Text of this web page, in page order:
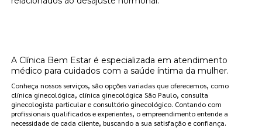
A Clínica Bem Estar é especializada em atendimento
médico para cuidados com a saúde íntima da mulher.
Conheça nossos serviços, são opções variadas que oferecemos, como
clínica ginecológica, clínica ginecológica São Paulo, consulta
ginecologista particular e consultório ginecológico. Contando com
profissionais qualificados e experientes, o empreendimento entende a
necessidade de cada cliente, buscando a sua satisfação e confiança.